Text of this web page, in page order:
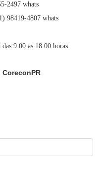
2497 whats
98419-4807 whats
9:00 as 18:00 horas